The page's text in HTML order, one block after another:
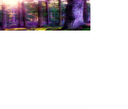
| STROOM